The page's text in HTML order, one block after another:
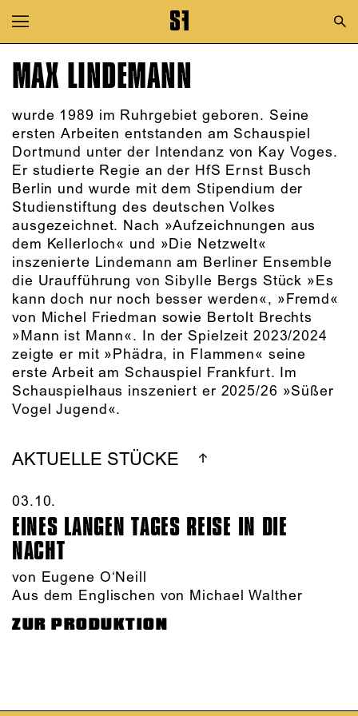
Zur Hauptnavigation springen
Zum Hauptinhalt springen
MAX LINDEMANN
wurde 1989 im Ruhrgebiet geboren. Seine
ersten Arbeiten entstanden am Schauspiel
Dortmund unter der Intendanz von Kay Voges.
Er studierte Regie an der HfS Ernst Busch
Berlin und wurde mit dem Stipendium der
Studienstiftung des deutschen Volkes
ausgezeichnet. Nach »Aufzeichnungen aus
dem Kellerloch« und »Die Netzwelt«
inszenierte Lindemann am Berliner Ensemble
die Uraufführung von Sibylle Bergs Stück »Es
kann doch nur noch besser werden«, »Fremd«
von Michel Friedman sowie Bertolt Brechts
»Mann ist Mann«. In der Spielzeit 2023/2024
zeigte er mit »Phädra, in Flammen« seine
erste Arbeit am Schauspiel Frankfurt. Im
Schauspielhaus inszeniert er 2025/26 »Süßer
Vogel Jugend«.
AKTUELLE STÜCKE
03.10.​
EINES LANGEN TAGES REISE IN DIE
NACHT
von Eugene O‘Neill
Aus dem Englischen von Michael Walther
ZUR PRODUKTION